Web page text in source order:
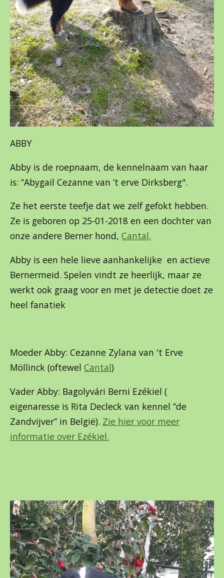
ABBY
Abby is de roepnaam, de kennelnaam van haar
is: “Abygail Cezanne van ’t erve Dirksberg".
Ze het eerste teefje dat we zelf gefokt hebben.
Ze is geboren op 25-01-2018 en een dochter van
onze andere Berner hond, Cantal.
Abby is een hele lieve aanhankelijke en actieve
Bernermeid. Spelen vindt ze heerlijk, maar ze
werkt ook graag voor en met je detectie doet ze
heel fanatiek
Moeder Abby: Cezanne Zylana van 't Erve
Möllinck (oftewel Cantal)
Vader Abby: Bagolyvári Berni Ezékiel (
eigenaresse is Rita Decleck van kennel “de
Zandvijver” in België). Zie hier voor meer
informatie over Ezékiel.